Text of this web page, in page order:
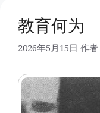
教育何为
2026年5月15日 作者